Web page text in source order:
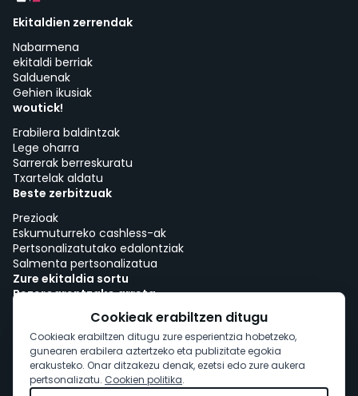
Ekitaldien zerrendak
Nabarmena
ekitaldi berriak
Salduenak
Gehien ikusiak
woutick!
Erabilera baldintzak
Lege oharra
Sarrerak berreskuratu
Txartelak aldatu
Beste zerbitzuak
Prezioak
Eskumuturreko cashless-ak
Pertsonalizatutako edalontziak
Salmenta pertsonalizatua
Zure ekitaldia sortu
Bezeroarentzako arreta
Lana woutick-ekin!
Cookie-politika
Cookie-baimena
Cookieak erabiltzen ditugu
Cookieak erabiltzen ditugu zure esperientzia hobetzeko,
gunearen erabilera aztertzeko eta publizitate egokia
erakusteko. Onar ditzakezu denak, ezetsi edo zure aukera
pertsonalizatu. Cookien politika.